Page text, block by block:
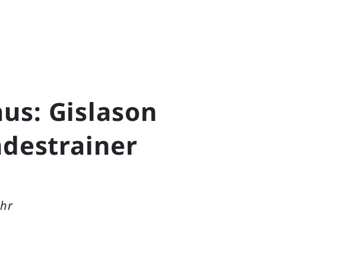
Gislason